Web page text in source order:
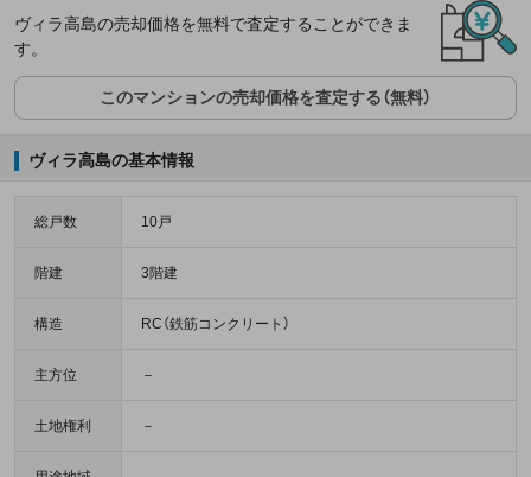
ヴィラ高島の売却価格を無料で査定することができま
す。
このマンションの売却価格を査定する（無料）
ヴィラ高島の基本情報
総戸数 10戸
階建 3階建
構造 RC（鉄筋コンクリート）
主方位 －
土地権利 －